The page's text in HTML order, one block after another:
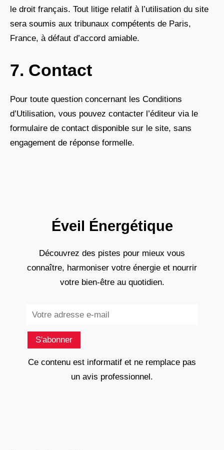
le droit français. Tout litige relatif à l’utilisation du site
sera soumis aux tribunaux compétents de Paris,
France, à défaut d’accord amiable.
7. Contact
Pour toute question concernant les Conditions
d’Utilisation, vous pouvez contacter l’éditeur via le
formulaire de contact disponible sur le site, sans
engagement de réponse formelle.
Éveil Énergétique
Découvrez des pistes pour mieux vous
connaître, harmoniser votre énergie et nourrir
votre bien-être au quotidien.
S'abonner
Ce contenu est informatif et ne remplace pas
un avis professionnel.